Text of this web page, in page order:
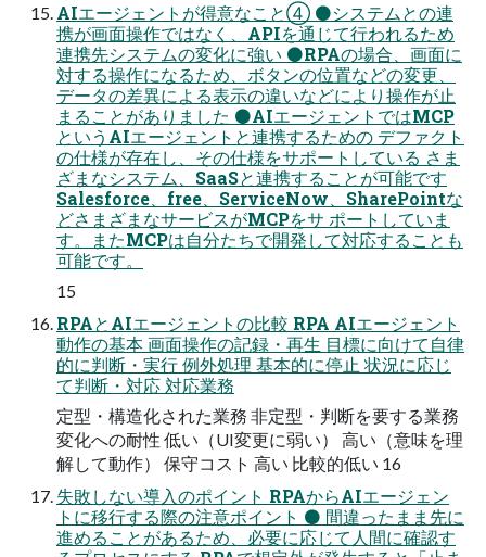
AIエージェントが得意なこと④ ⚫システムとの連
携が画面操作ではなく、APIを通じて行われるため
連携先システムの変化に強い ⚫RPAの場合、画面に
対する操作になるため、ボタンの位置などの変更、
データの差異による表示の違いなどにより操作が止
まることがありました ⚫AIエージェントではMCP
というAIエージェントと連携するための デファクト
の仕様が存在し、その仕様をサポートしている さま
ざまなシステム、SaaSと連携することが可能です
Salesforce、free、ServiceNow、SharePointな
どさまざまなサービスがMCPをサ ポートしていま
す。またMCPは自分たちで開発して対応することも
可能です。
15
RPAとAIエージェントの比較 RPA AIエージェント
動作の基本 画面操作の記録・再生 目標に向けて自律
的に判断・実行 例外処理 基本的に停止 状況に応じ
て判断・対応 対応業務
定型・構造化された業務 非定型・判断を要する業務
変化への耐性 低い（UI変更に弱い） 高い（意味を理
解して動作） 保守コスト 高い 比較的低い 16
失敗しない導入のポイント RPAからAIエージェン
トに移行する際の注意ポイント ⚫ 間違ったまま先に
進めることがあるため、必要に応じて人間に確認す